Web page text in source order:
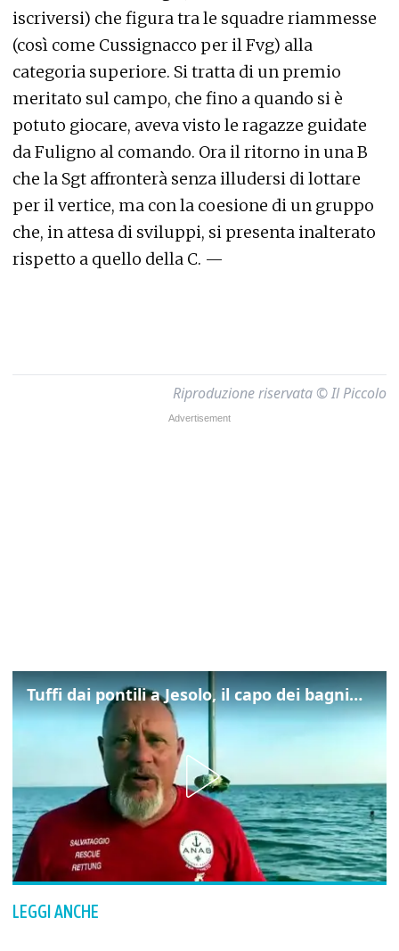
iscriversi) che figura tra le squadre riammesse
(così come Cussignacco per il Fvg) alla
categoria superiore. Si tratta di un premio
meritato sul campo, che fino a quando si è
potuto giocare, aveva visto le ragazze guidate
da Fuligno al comando. Ora il ritorno in una B
che la Sgt affronterà senza illudersi di lottare
per il vertice, ma con la coesione di un gruppo
che, in attesa di sviluppi, si presenta inalterato
rispetto a quello della C. —
Riproduzione riservata © Il Piccolo
Tuffi dai pontili a Jesolo, il capo dei bagnini: "L'impegno di tutti per evitare altre tragedie"
LEGGI ANCHE